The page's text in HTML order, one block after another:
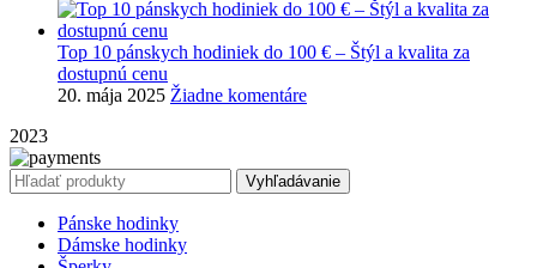
Top 10 pánskych hodiniek do 100 € – Štýl a kvalita za
dostupnú cenu
20. mája 2025 Žiadne komentáre
2023
Vyhľadávanie
Pánske hodinky
Dámske hodinky